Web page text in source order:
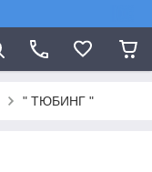
" ТЮБИНГ "